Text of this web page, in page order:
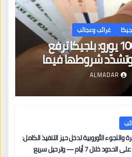
غرائب وعجائب
من 150 إلى 1000 يورو: بلجيكا ترفع
شروطها فيما
إلى 28%ALMADAR
واللجوء الأوروبية تدخل حيز التنفيذ الكامل:
فرز إلزامي على الحدود خلال 7 أيام — وترحيل سريع